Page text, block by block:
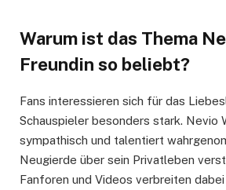
Warum ist das Thema
Freundin so beliebt?
Fans interessieren sich für das
Schauspieler besonders stark. Nevio
sympathisch und talentiert
Neugierde über sein Privatleben
Fanforen und Videos verbreiten